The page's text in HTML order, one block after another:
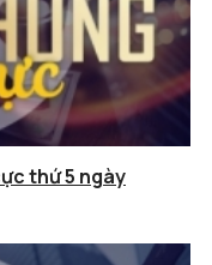
thứ 5 ngày